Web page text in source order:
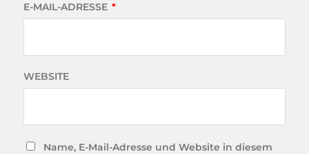
E-MAIL-ADRESSE *
WEBSITE
Name, E-Mail-Adresse und Website in diesem